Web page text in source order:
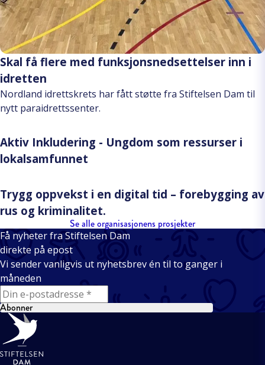
Skal få flere med funksjonsnedsettelser inn i
idretten
Nordland idrettskrets har fått støtte fra Stiftelsen Dam til
nytt paraidrettssenter.
Aktiv Inkludering - Ungdom som ressurser i
lokalsamfunnet
Trygg oppvekst i en digital tid – forebygging av
rus og kriminalitet.
Se alle organisasjonens prosjekter
Få nyheter fra Stiftelsen Dam
direkte på epost
Vi sender vanligvis ut nyhetsbrev én til to ganger i
måneden
E-mail
Abonner
Bunntekst